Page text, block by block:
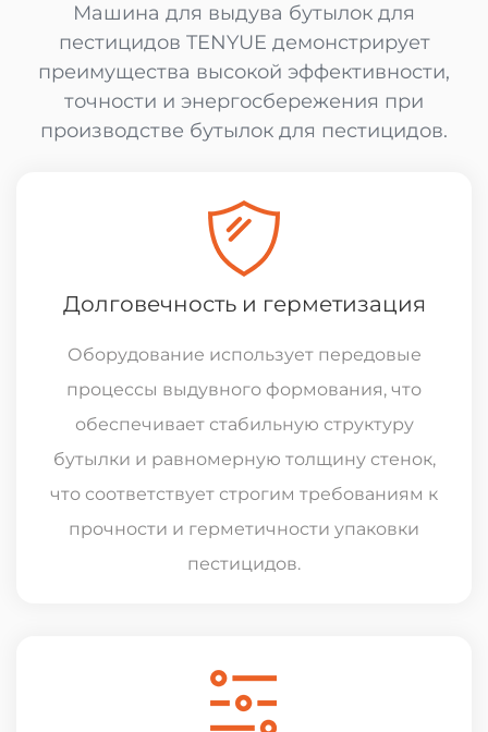
Машина для выдува бутылок для
пестицидов TENYUE демонстрирует
преимущества высокой эффективности,
точности и энергосбережения при
производстве бутылок для пестицидов.
Долговечность и герметизация
Оборудование использует передовые
процессы выдувного формования, что
обеспечивает стабильную структуру
бутылки и равномерную толщину стенок,
что соответствует строгим требованиям к
прочности и герметичности упаковки
пестицидов.